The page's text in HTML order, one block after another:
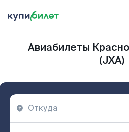
Авиабилеты
(JXA)